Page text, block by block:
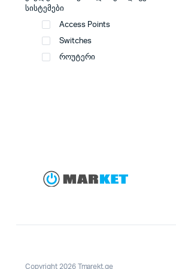
სისტემები
Access Points
Switches
როუტერი
Copyright 2026 Tmarekt.ge